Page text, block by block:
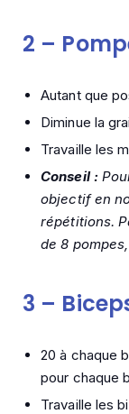
2 –
Autant que
Diminue la
Travaille les
Conseil :
objectif en
répétitions.
de 8
3 –
20 à chaque
pour chaque
Travaille les